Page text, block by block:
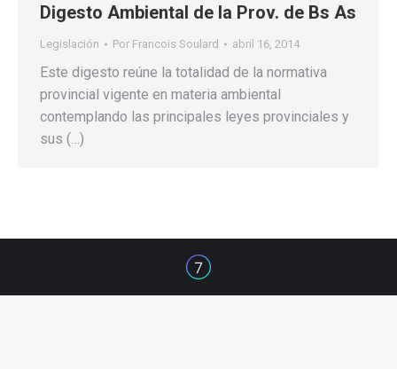
Digesto Ambiental de la Prov. de Bs As
Legislación Por Francois Soulard abril 16, 2014
Este digesto reúne la totalidad de la normativa
provincial vigente en materia ambiental
contemplando las principales leyes provinciales y
sus (…)